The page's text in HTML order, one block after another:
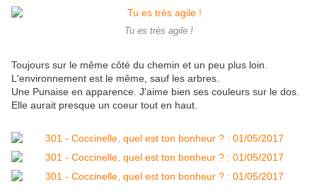
Tu es très agile !
Toujours sur le même côté du chemin et un peu plus loin.
L'environnement est le même, sauf les arbres.
Une Punaise en apparence. J'aime bien ses couleurs sur le dos.
Elle aurait presque un coeur tout en haut.